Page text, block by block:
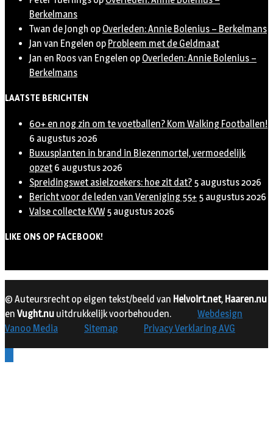
Berkelmans
Twan de Jongh op Overleden: Annie Bolenius – Berkelmans
Jan van Engelen op Probleem met de Geldmaat
Jan en Roos van Engelen op Overleden: Annie Bolenius –
Berkelmans
LAATSTE BERICHTEN
60+ en nog zin om te voetballen? Kom Walking Footballen!
6 augustus 2026
Buxusplanten in brand in Biezenmortel, vermoedelijk
opzet 6 augustus 2026
Spreidingswet asielzoekers: hoe zit dat? 5 augustus 2026
Bericht voor de leden van Vereniging 55+ 5 augustus 2026
Valse collecte KVW 5 augustus 2026
LIKE ONS OP FACEBOOK!
© Auteursrecht op eigen tekst/beeld van Helvoirt.net, Haaren.nu
en Vught.nu uitdrukkelijk voorbehouden.
Webdesign
Vanoo Media
Sitemap Privacy Verklaring AVG